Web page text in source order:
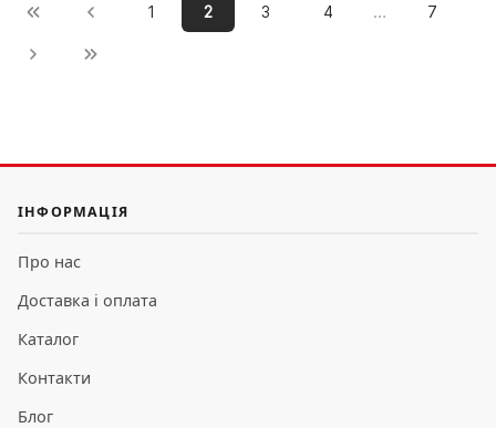
1 2 3 4 … 7
ІНФОРМАЦІЯ
Про нас
Доставка і оплата
Каталог
Контакти
Блог